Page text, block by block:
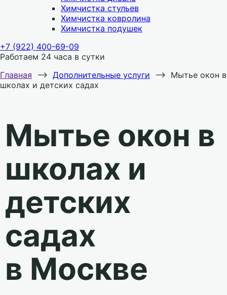
Химчистка стульев
Химчистка ковролина
Химчистка подушек
+7 (922) 400-69-09
Работаем 24 часа в сутки
Главная ⟶ Дополнительные услуги ⟶ Мытье окон в
школах и детских садах
Мытье окон в
школах и
детских
садах
в Москве